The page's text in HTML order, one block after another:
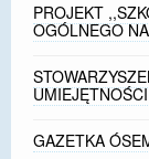
PROJEKT
OGÓLNEGO
UMIEJĘTNOŚCI
GAZETKA